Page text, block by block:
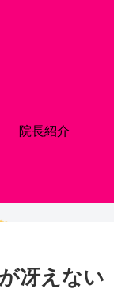
院長紹介
冴えない